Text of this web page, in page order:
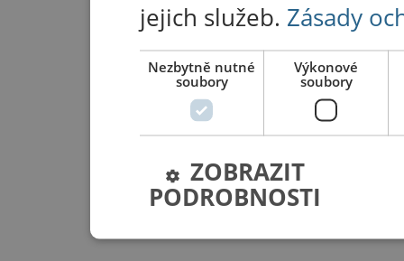
jejich služeb. Zásady
Nezbytně nutné
soubory
Výkonové
soubory
ZOBRAZIT
PODROBNOSTI